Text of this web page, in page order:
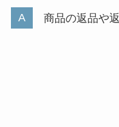
商品の返品や